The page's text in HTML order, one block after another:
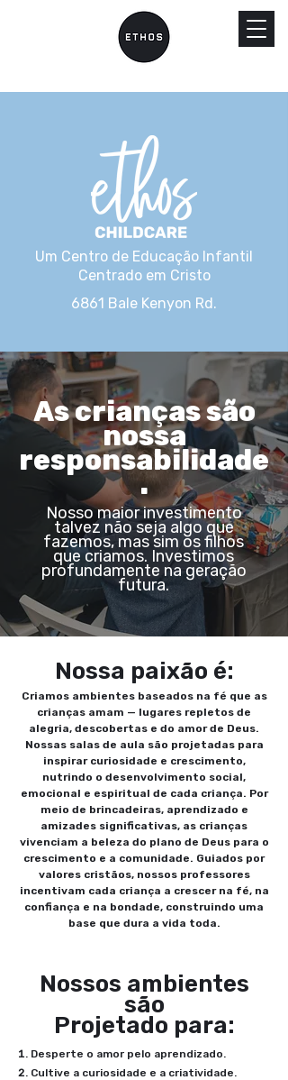
Um Centro de Educação Infantil
Centrado em Cristo
6861 Bale Kenyon Rd.
As crianças são
nossa
responsabilidade
.
Nosso maior investimento
talvez não seja algo que
fazemos, mas sim os filhos
que criamos. Investimos
profundamente na geração
futura.
Nossa paixão é:
Criamos ambientes baseados na fé que as
crianças amam — lugares repletos de
alegria, descobertas e do amor de Deus.
Nossas salas de aula são projetadas para
inspirar curiosidade e crescimento,
nutrindo o desenvolvimento social,
emocional e espiritual de cada criança. Por
meio de brincadeiras, aprendizado e
amizades significativas, as crianças
vivenciam a beleza do plano de Deus para o
crescimento e a comunidade. Guiados por
valores cristãos, nossos professores
incentivam cada criança a crescer na fé, na
confiança e na bondade, construindo uma
base que dura a vida toda.
Nossos ambientes
são
Projetado para:
Desperte o amor pelo aprendizado.
Cultive a curiosidade e a criatividade.